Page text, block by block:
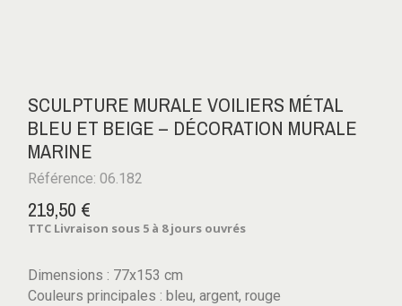
SCULPTURE MURALE VOILIERS MÉTAL
BLEU ET BEIGE – DÉCORATION MURALE
MARINE
Référence: 06.182
219,50 €
TTC Livraison sous 5 à 8 jours ouvrés
Dimensions : 77x153 cm
Couleurs principales : bleu, argent, rouge